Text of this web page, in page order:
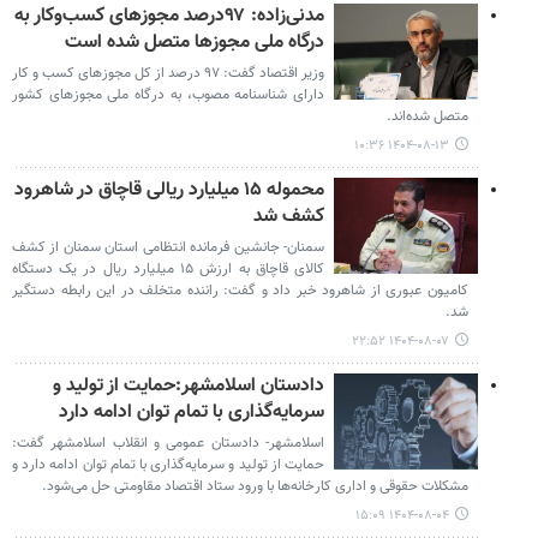
مدنی‌زاده: ۹۷درصد مجوزهای کسب‌وکار به
درگاه ملی مجوزها متصل شده است
وزیر اقتصاد گفت: ۹۷ درصد از کل مجوزهای کسب و کار
دارای شناسنامه مصوب، به درگاه ملی مجوزهای کشور
متصل شده‌اند.
۱۴۰۴-۰۸-۱۳ ۱۰:۳۶
محموله ۱۵ میلیارد ریالی قاچاق در شاهرود
کشف شد
سمنان- جانشین فرمانده انتظامی استان سمنان از کشف
کالای قاچاق به ارزش ۱۵ میلیارد ریال در یک دستگاه
کامیون عبوری از شاهرود خبر داد و گفت: راننده متخلف در این رابطه دستگیر
شد.
۱۴۰۴-۰۸-۰۷ ۲۲:۵۲
دادستان اسلامشهر:حمایت از تولید و
سرمایه‌گذاری با تمام توان ادامه دارد
اسلامشهر- دادستان عمومی و انقلاب اسلامشهر گفت:
حمایت از تولید و سرمایه‌گذاری با تمام توان ادامه دارد و
مشکلات حقوقی و اداری کارخانه‌ها با ورود ستاد اقتصاد مقاومتی حل می‌شود.
۱۴۰۴-۰۸-۰۴ ۱۵:۰۹